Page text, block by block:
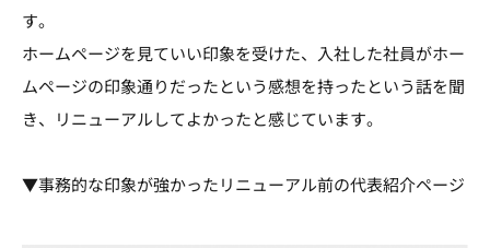
す。
ホームページを見ていい印象を受けた、入社した社員がホー
ムページの印象通りだったという感想を持ったという話を聞
き、リニューアルしてよかったと感じています。
▼事務的な印象が強かったリニューアル前の代表紹介ページ